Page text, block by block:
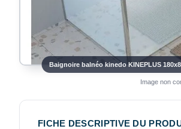
Baignoire balnéo kinedo KINEPLUS
Image non
FICHE DESCRIPTIVE DU